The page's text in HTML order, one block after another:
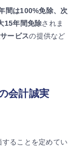
間は100%免除、次
15年間免除されま
ービスの提供など
会計誠実
することを定めてい